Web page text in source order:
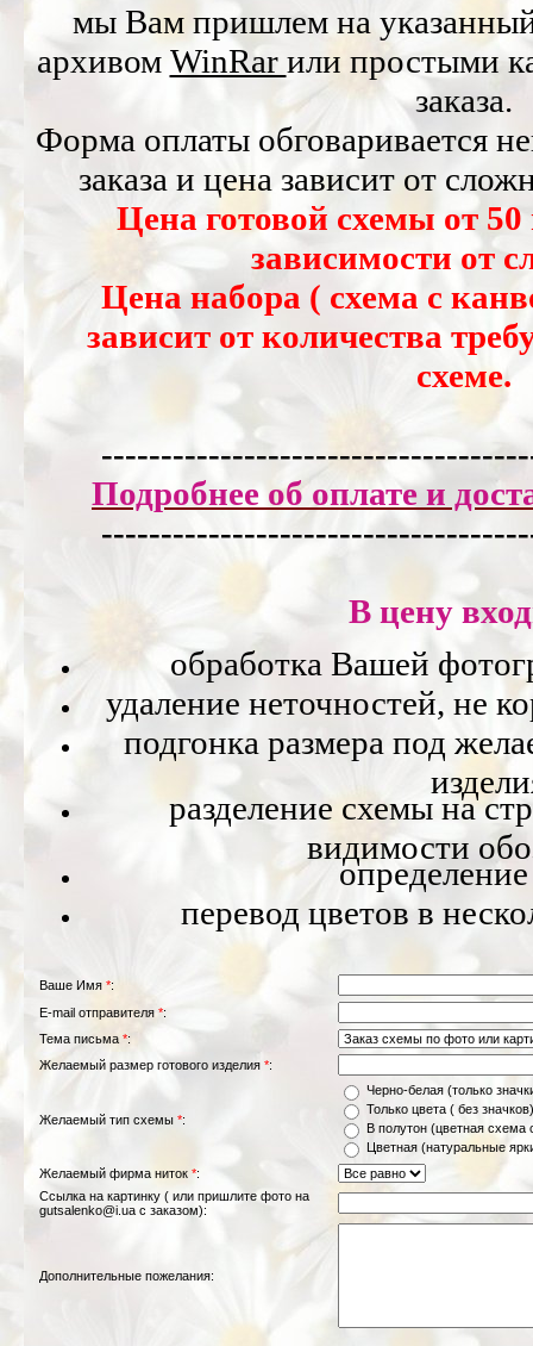
мы Вам пришлем на
архивом WinRar или простыми
заказа.
Форма оплаты обговаривается
заказа и цена зависит от
Цена готовой схемы от 50
зависимости от
Цена набора ( схема с
зависит от количества
схеме.
Подробнее об оплате и
---------------
В цену
обработка Вашей
удаление неточностей, не
подгонка размера под
разделение схемы на
видимости
перевод цветов в
Ваше Имя *:
E-mail отправителя *:
Тема письма *:
Желаемый размер готового изделия *:
Желаемый тип схемы *:
Черно-белая (только
Только цвета ( без значков)
В полутон (цветная схема
Цветная (натуральные
Желаемый фирма ниток *:
Ссылка на картинку ( или пришлите фото на
gutsalenko@i.ua с заказом):
Дополнительные пожелания: